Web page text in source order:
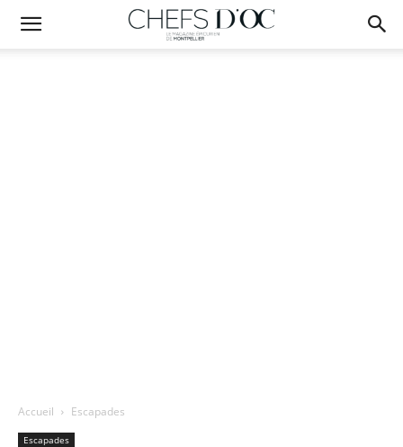
Accueil Escapades
Escapades